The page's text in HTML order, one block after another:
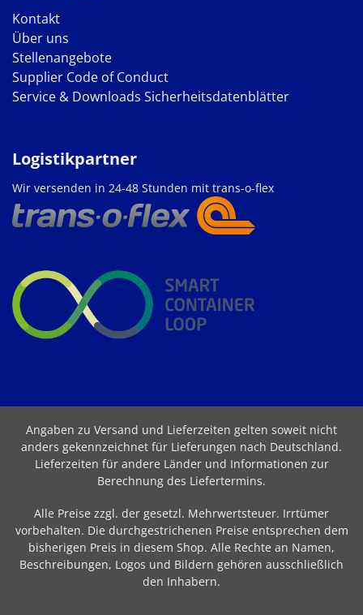
Kontakt
Über uns
Stellenangebote
Supplier Code of Conduct
Service & Downloads Sicherheitsdatenblätter
Logistikpartner
Wir versenden in 24-48 Stunden mit trans-o-flex
Angaben zu Versand und Lieferzeiten gelten soweit nicht
anders gekennzeichnet für Lieferungen nach Deutschland.
Lieferzeiten für andere Länder und Informationen zur
Berechnung des Liefertermins.
Alle Preise zzgl. der gesetzl. Mehrwertsteuer. Irrtümer
vorbehalten. Die durchgestrichenen Preise entsprechen dem
bisherigen Preis in diesem Shop. Alle Rechte an Namen,
Beschreibungen, Logos und Bildern gehören ausschließlich
den Inhabern.